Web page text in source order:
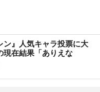
ン』人気キャラ投票に大
在結果「ありえな